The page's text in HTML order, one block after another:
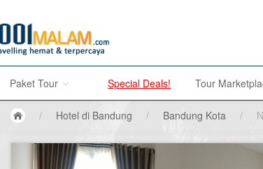
Paket Tour
Promo Paket Tour Wisata
Special Deals! Tour
/ Hotel di Bandung / Bandung Kota /